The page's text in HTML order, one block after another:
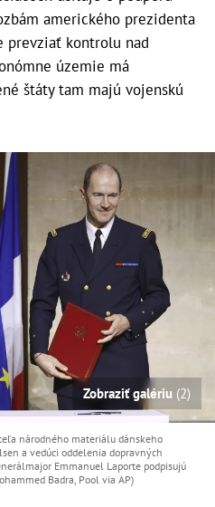
amerického prezidenta
prevziať kontrolu nad
územie má
štáty tam majú vojenskú
Zobraziť galériu (2)
národného materiálu dánskeho
a vedúci oddelenia dopravných
Emmanuel Laporte podpisujú
Badra, Pool via AP)